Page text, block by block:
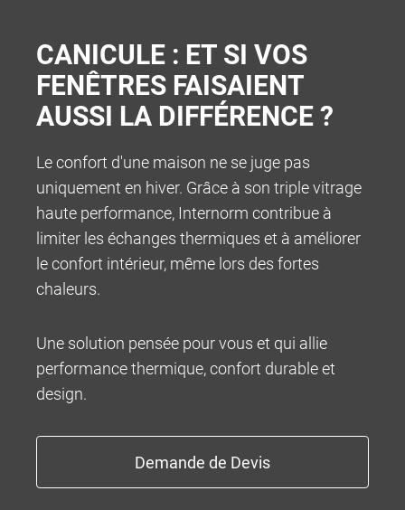
CANICULE : ET SI VOS
FENÊTRES FAISAIENT
AUSSI LA DIFFÉRENCE ?
Le confort d'une maison ne se juge pas
uniquement en hiver. Grâce à son triple vitrage
haute performance, Internorm contribue à
limiter les échanges thermiques et à améliorer
le confort intérieur, même lors des fortes
chaleurs.
Une solution pensée pour vous et qui allie
performance thermique, confort durable et
design.